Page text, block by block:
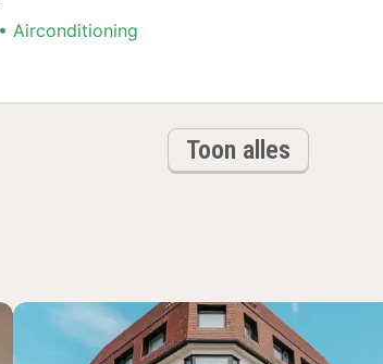
Airconditioning
Toon alles